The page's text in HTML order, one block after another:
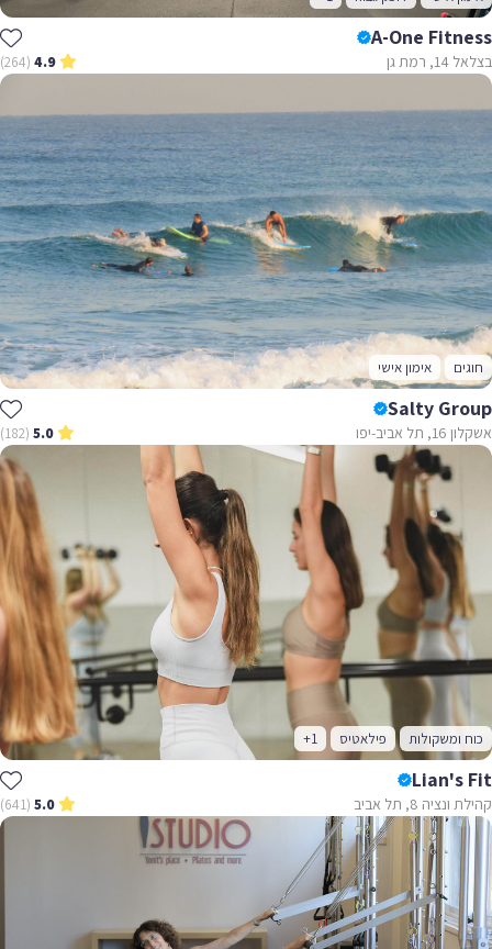
A-One Fitness
בצלאל 14, רמת גן 4.9
(264)
חוגים אימון אישי
Salty Group
אשקלון 16, תל אביב-יפו 5.0
(182)
כוח ומשקולות פילאטיס +1
Lian's Fit
קהילת ונציה 8, תל אביב 5.0
(641)